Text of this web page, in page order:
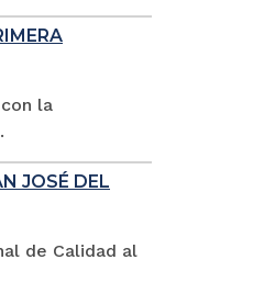
la
JOSÉ DEL
de Calidad al